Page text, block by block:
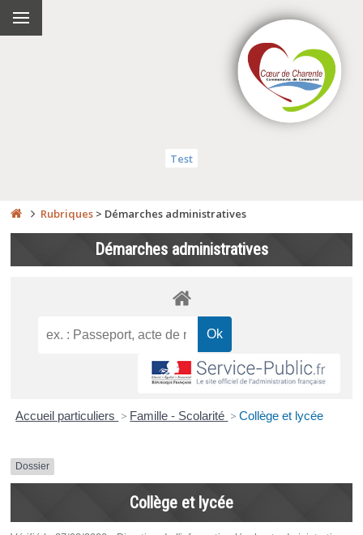
Test
Rubriques > Démarches administratives
Démarches administratives
Accueil particuliers > Famille - Scolarité > Collège et lycée
Dossier
Collège et lycée